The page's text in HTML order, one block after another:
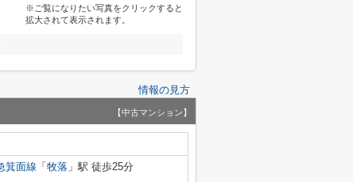
※ご覧になりたい写真をクリックすると
拡大されて表示されます。
情報の見方
【中古マンション】
箕面線 「 牧落 」駅 徒歩25分